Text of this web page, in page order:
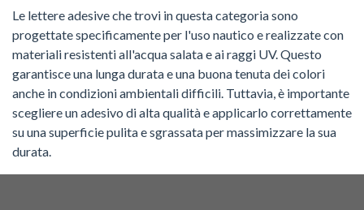
Le lettere adesive che trovi in questa categoria sono
progettate specificamente per l'uso nautico e realizzate con
materiali resistenti all'acqua salata e ai raggi UV. Questo
garantisce una lunga durata e una buona tenuta dei colori
anche in condizioni ambientali difficili. Tuttavia, è importante
scegliere un adesivo di alta qualità e applicarlo correttamente
su una superficie pulita e sgrassata per massimizzare la sua
durata.